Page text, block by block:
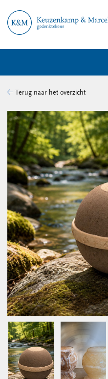
Terug naar het overzicht